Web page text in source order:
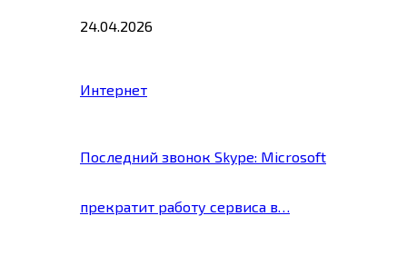
24.04.2026
Интернет
Последний звонок Skype: Microsoft
прекратит работу сервиса в…